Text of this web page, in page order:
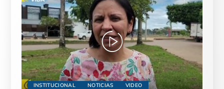
INSTITUCIONAL NOTICIAS VIDEO